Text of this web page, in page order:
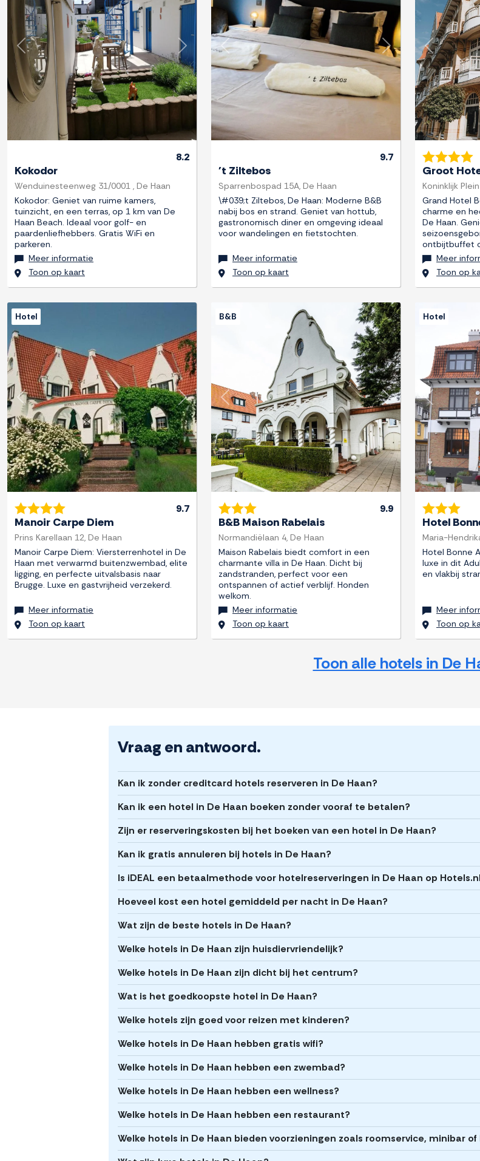
Previous Next
8.2
Kokodor
Wenduinesteenweg 31/0001 , De Haan
Kokodor: Geniet van ruime kamers,
tuinzicht, en een terras, op 1 km van De
Haan Beach. Ideaal voor golf- en
paardenliefhebbers. Gratis WiFi en
parkeren.
Meer informatie
Toon op kaart
Previous Next
9.7
't Ziltebos
Sparrenbospad 15A, De Haan
\#039;t Ziltebos, De Haan: Moderne B&B
nabij bos en strand. Geniet van hottub,
gastronomisch diner en omgeving ideaal
voor wandelingen en fietstochten.
Meer informatie
Toon op kaart
Previous
Groot
Koninklijk
Grand Hotel
charme en
De Haan.
ontbijtbuffet
Meer
Toon op
Previous Next
Hotel
9.7
Manoir Carpe Diem
Prins Karellaan 12, De Haan
Manoir Carpe Diem: Viersterrenhotel in De
Haan met verwarmd buitenzwembad, elite
ligging, en perfecte uitvalsbasis naar
Brugge. Luxe en gastvrijheid verzekerd.
Meer informatie
Toon op kaart
Previous Next
B&B
9.9
B&B Maison Rabelais
Normandiëlaan 4, De Haan
Maison Rabelais biedt comfort in een
charmante villa in De Haan. Dicht bij
zandstranden, perfect voor een
ontspannen of actief verblijf. Honden
welkom.
Meer informatie
Toon op kaart
Previous
Hotel
Hotel
Maria-
Hotel Bonne
luxe in dit
en vlakbij
Meer
Toon op
Toon alle hotels in De
Vraag en antwoord.
Kan ik zonder creditcard hotels reserveren in De Haan?
Kan ik een hotel in De Haan boeken zonder vooraf te betalen?
Zijn er reserveringskosten bij het boeken van een hotel in De Haan?
Kan ik gratis annuleren bij hotels in De Haan?
Is iDEAL een betaalmethode voor hotelreserveringen in De Haan op
Hoeveel kost een hotel gemiddeld per nacht in De Haan?
Wat zijn de beste hotels in De Haan?
Welke hotels in De Haan zijn huisdiervriendelijk?
Welke hotels in De Haan zijn dicht bij het centrum?
Wat is het goedkoopste hotel in De Haan?
Welke hotels zijn goed voor reizen met kinderen?
Welke hotels in De Haan hebben gratis wifi?
Welke hotels in De Haan hebben een zwembad?
Welke hotels in De Haan hebben een wellness?
Welke hotels in De Haan hebben een restaurant?
Welke hotels in De Haan bieden voorzieningen zoals roomservice, minibar of